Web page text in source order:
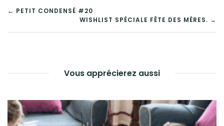
← PETIT CONDENSÉ #20
WISHLIST SPÉCIALE FÊTE DES MÈRES. →
Vous apprécierez aussi